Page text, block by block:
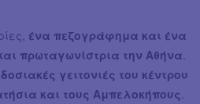
ένα πεζογράφημα και ένα
πρωταγωνίστρια την Αθήνα
γειτονιές του κέντρου
και τους Αμπελοκήπους